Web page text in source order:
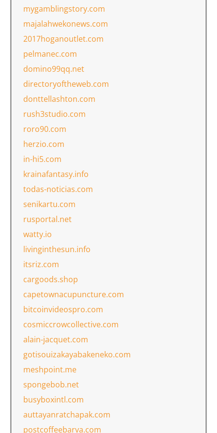
mygamblingstory.com
majalahwekonews.com
2017hoganoutlet.com
pelmanec.com
domino99qq.net
directoryoftheweb.com
donttellashton.com
rush3studio.com
roro90.com
herzio.com
in-hi5.com
krainafantasy.info
todas-noticias.com
senikartu.com
rusportal.net
watty.io
livinginthesun.info
itsriz.com
cargoods.shop
capetownacupuncture.com
bitcoinvideospro.com
cosmiccrowcollective.com
alain-jacquet.com
gotisouizakayabakeneko.com
meshpoint.me
spongebob.net
busyboxintl.com
auttayanratchapak.com
postcoffeebarva.com